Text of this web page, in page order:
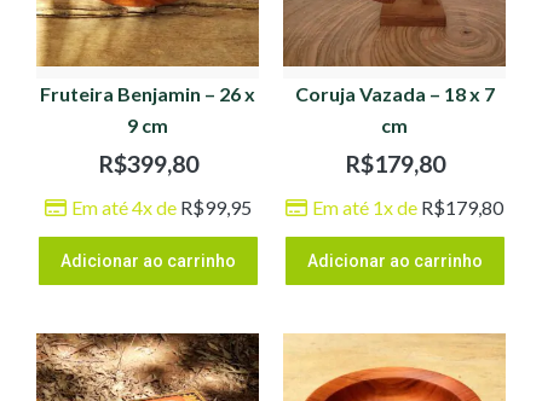
Fruteira Benjamin – 26 x
9 cm
R$399,80
Em até 4x de R$99,95
Adicionar ao carrinho
Coruja Vazada – 18 x 7
cm
R$179,80
Em até 1x de R$179,80
Adicionar ao carrinho